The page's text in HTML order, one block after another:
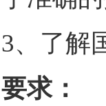
3、了解
要求：